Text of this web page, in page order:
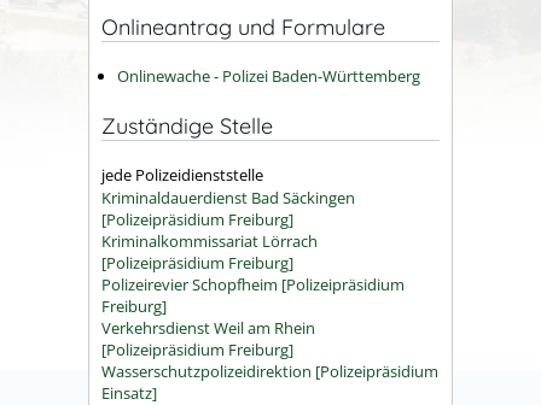
Onlineantrag und Formulare
Onlinewache - Polizei Baden-Württemberg
Zuständige Stelle
jede Polizeidienststelle
Kriminaldauerdienst Bad Säckingen
[Polizeipräsidium Freiburg]
Kriminalkommissariat Lörrach
[Polizeipräsidium Freiburg]
Polizeirevier Schopfheim [Polizeipräsidium
Freiburg]
Verkehrsdienst Weil am Rhein
[Polizeipräsidium Freiburg]
Wasserschutzpolizeidirektion [Polizeipräsidium
Einsatz]